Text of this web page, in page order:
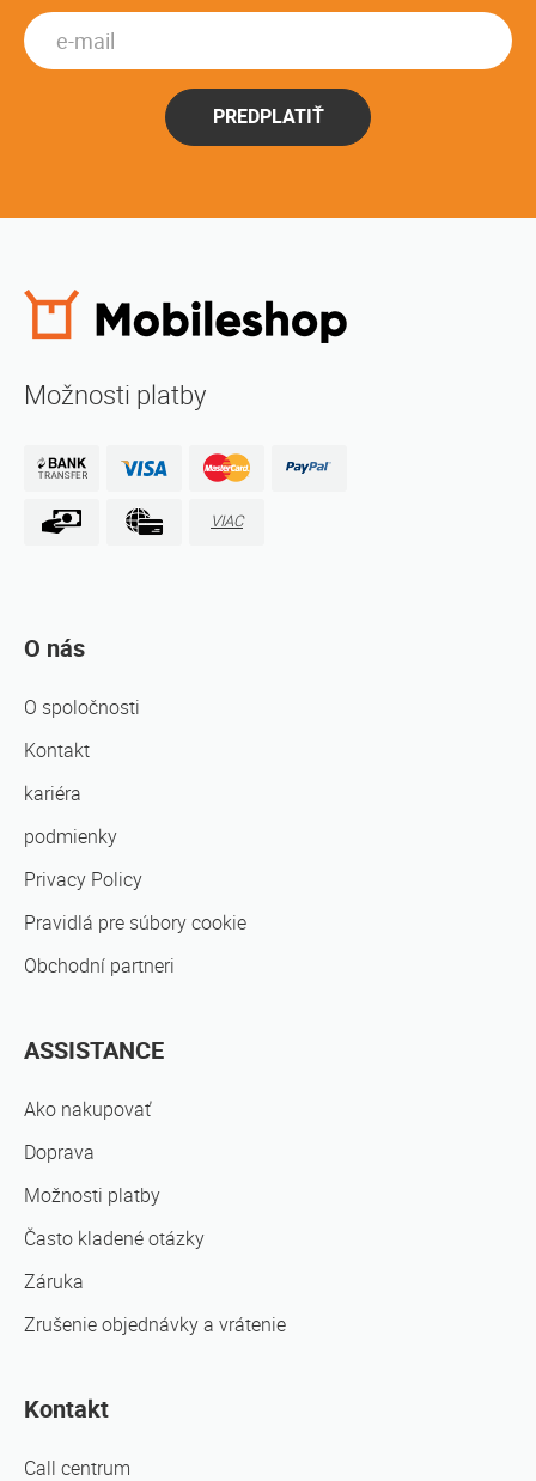
PREDPLATIŤ
Možnosti platby
VIAC
O nás
O spoločnosti
Kontakt
kariéra
podmienky
Privacy Policy
Pravidlá pre súbory cookie
Obchodní partneri
ASSISTANCE
Ako nakupovať
Doprava
Možnosti platby
Často kladené otázky
Záruka
Zrušenie objednávky a vrátenie
Kontakt
Call centrum